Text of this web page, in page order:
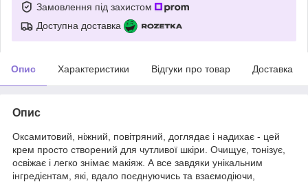
Замовлення під захистом
Доступна доставка
Опис Характеристики Відгуки про товар Доставка
Опис
Оксамитовий, ніжний, повітряний, доглядає і надихає - цей
крем просто створений для чутливої шкіри. Очищує, тонізує,
освіжає і легко знімає макіяж. А все завдяки унікальним
інгредієнтам, які, вдало поєднуючись та взаємодіючи,